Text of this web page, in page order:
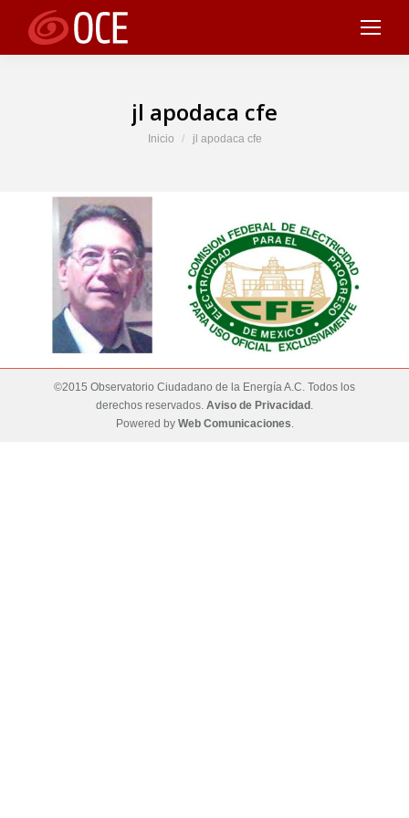
jl apodaca cfe
Estás aquí:
Inicio jl apodaca cfe
©2015 Observatorio Ciudadano de la Energía A.C. Todos los
derechos reservados. Aviso de Privacidad
Powered by Web Comunicaciones